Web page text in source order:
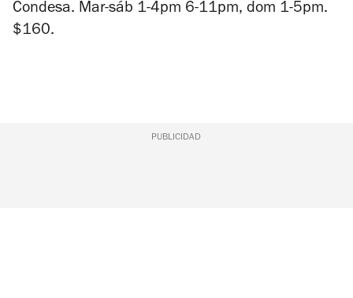
Condesa. Mar-sáb 1-4pm 6-11pm, dom 1-5pm.
$160.
PUBLICIDAD